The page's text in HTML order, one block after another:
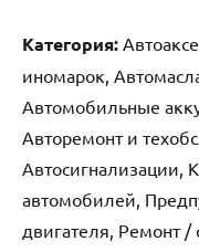
Категория:
иномарок,
Автомобильные
Авторемонт и
Автосигнализации,
автомобилей,
двигателя, Ремонт